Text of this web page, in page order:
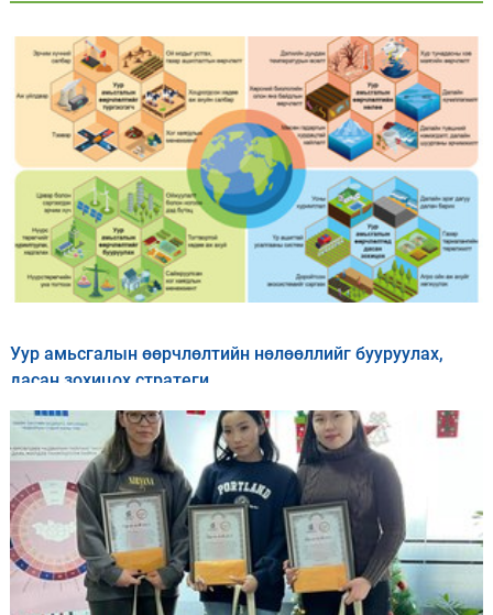
Уур амьсгалын өөрчлөлтийн нөлөөллийг бууруулах,
дасан зохицох стратеги